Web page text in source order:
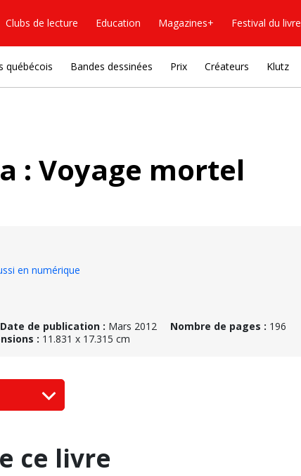
Clubs de lecture Education Magazines+ Festival du livre
québécois Bandes dessinées Prix Créateurs Klutz
: Voyage mortel
en numérique
Date de publication : Mars 2012 Nombre de pages : 196
: 11.831 x 17.315 cm
ce livre